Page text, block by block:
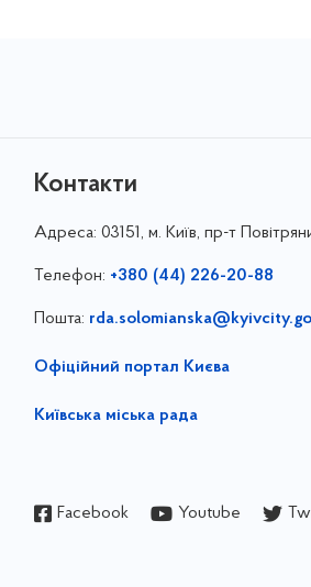
Контакти
Адреса: 03151, м. Київ, пр-т
Телефон: +380 (44) 226-20-88
Пошта:
Офіційний портал Києва
Київська міська рада
Facebook Youtube